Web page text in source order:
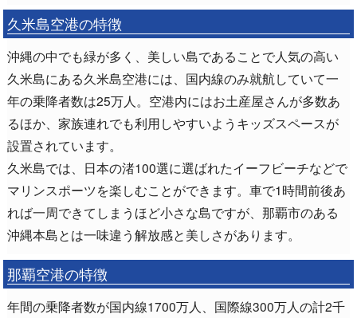
久米島空港の特徴
沖縄の中でも緑が多く、美しい島であることで人気の高い
久米島にある久米島空港には、国内線のみ就航していて一
年の乗降者数は25万人。空港内にはお土産屋さんが多数あ
るほか、家族連れでも利用しやすいようキッズスペースが
設置されています。
久米島では、日本の渚100選に選ばれたイーフビーチなどで
マリンスポーツを楽しむことができます。車で1時間前後あ
れば一周できてしまうほど小さな島ですが、那覇市のある
沖縄本島とは一味違う解放感と美しさがあります。
那覇空港の特徴
年間の乗降者数が国内線1700万人、国際線300万人の計2千